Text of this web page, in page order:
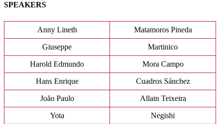
SPEAKERS
Anny Lineth Matamoros Pineda
Giuseppe Martinico
Harold Edmundo Mora Campo
Hans Enrique Cuadros Sánchez
João Paulo Allain Teixeira
Yota
Negishi